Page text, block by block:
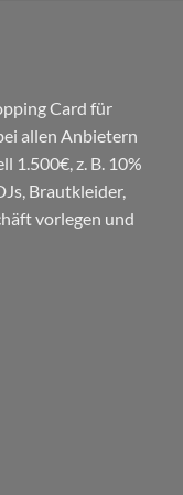
Card für
allen Anbietern
1.500€, z. B. 10%
Brautkleider,
vorlegen und